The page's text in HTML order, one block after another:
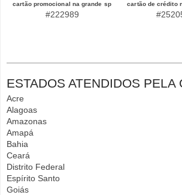
cartão promocional na grande sp
#222989
cartão de crédito
ESTADOS ATENDIDOS PELA
Acre
Alagoas
Amazonas
Amapá
Bahia
Ceará
Distrito Federal
Espírito Santo
Goiás